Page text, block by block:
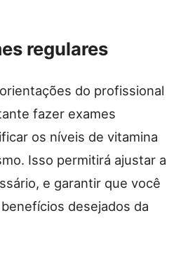
regulares
do profissional
fazer exames
os níveis de vitamina
Isso permitirá ajustar a
e garantir que você
desejados da